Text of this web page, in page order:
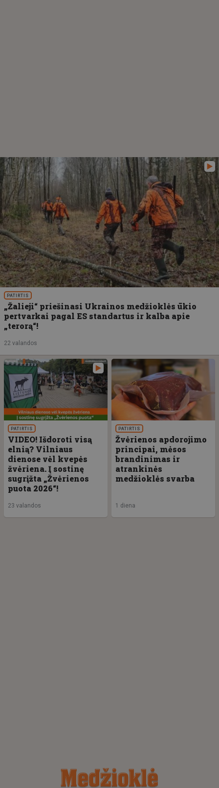
PATIRTIS
„Žalieji“ priešinasi Ukrainos medžioklės ūkio
pertvarkai pagal ES standartus ir kalba apie
„terorą“!
22 valandos
PATIRTIS
VIDEO! Išdoroti visą
elnią? Vilniaus
dienose vėl kvepės
žvėriena. Į sostinę
sugrįžta „Žvėrienos
puota 2026“!
23 valandos
PATIRTIS
Žvėrienos apdorojimo
principai, mėsos
brandinimas ir
atrankinės
medžioklės svarba
1 diena